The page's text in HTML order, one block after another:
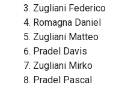
Zugliani Federico
Romagna Daniel
Zugliani Matteo
Pradel Davis
Zugliani Mirko
Pradel Pascal